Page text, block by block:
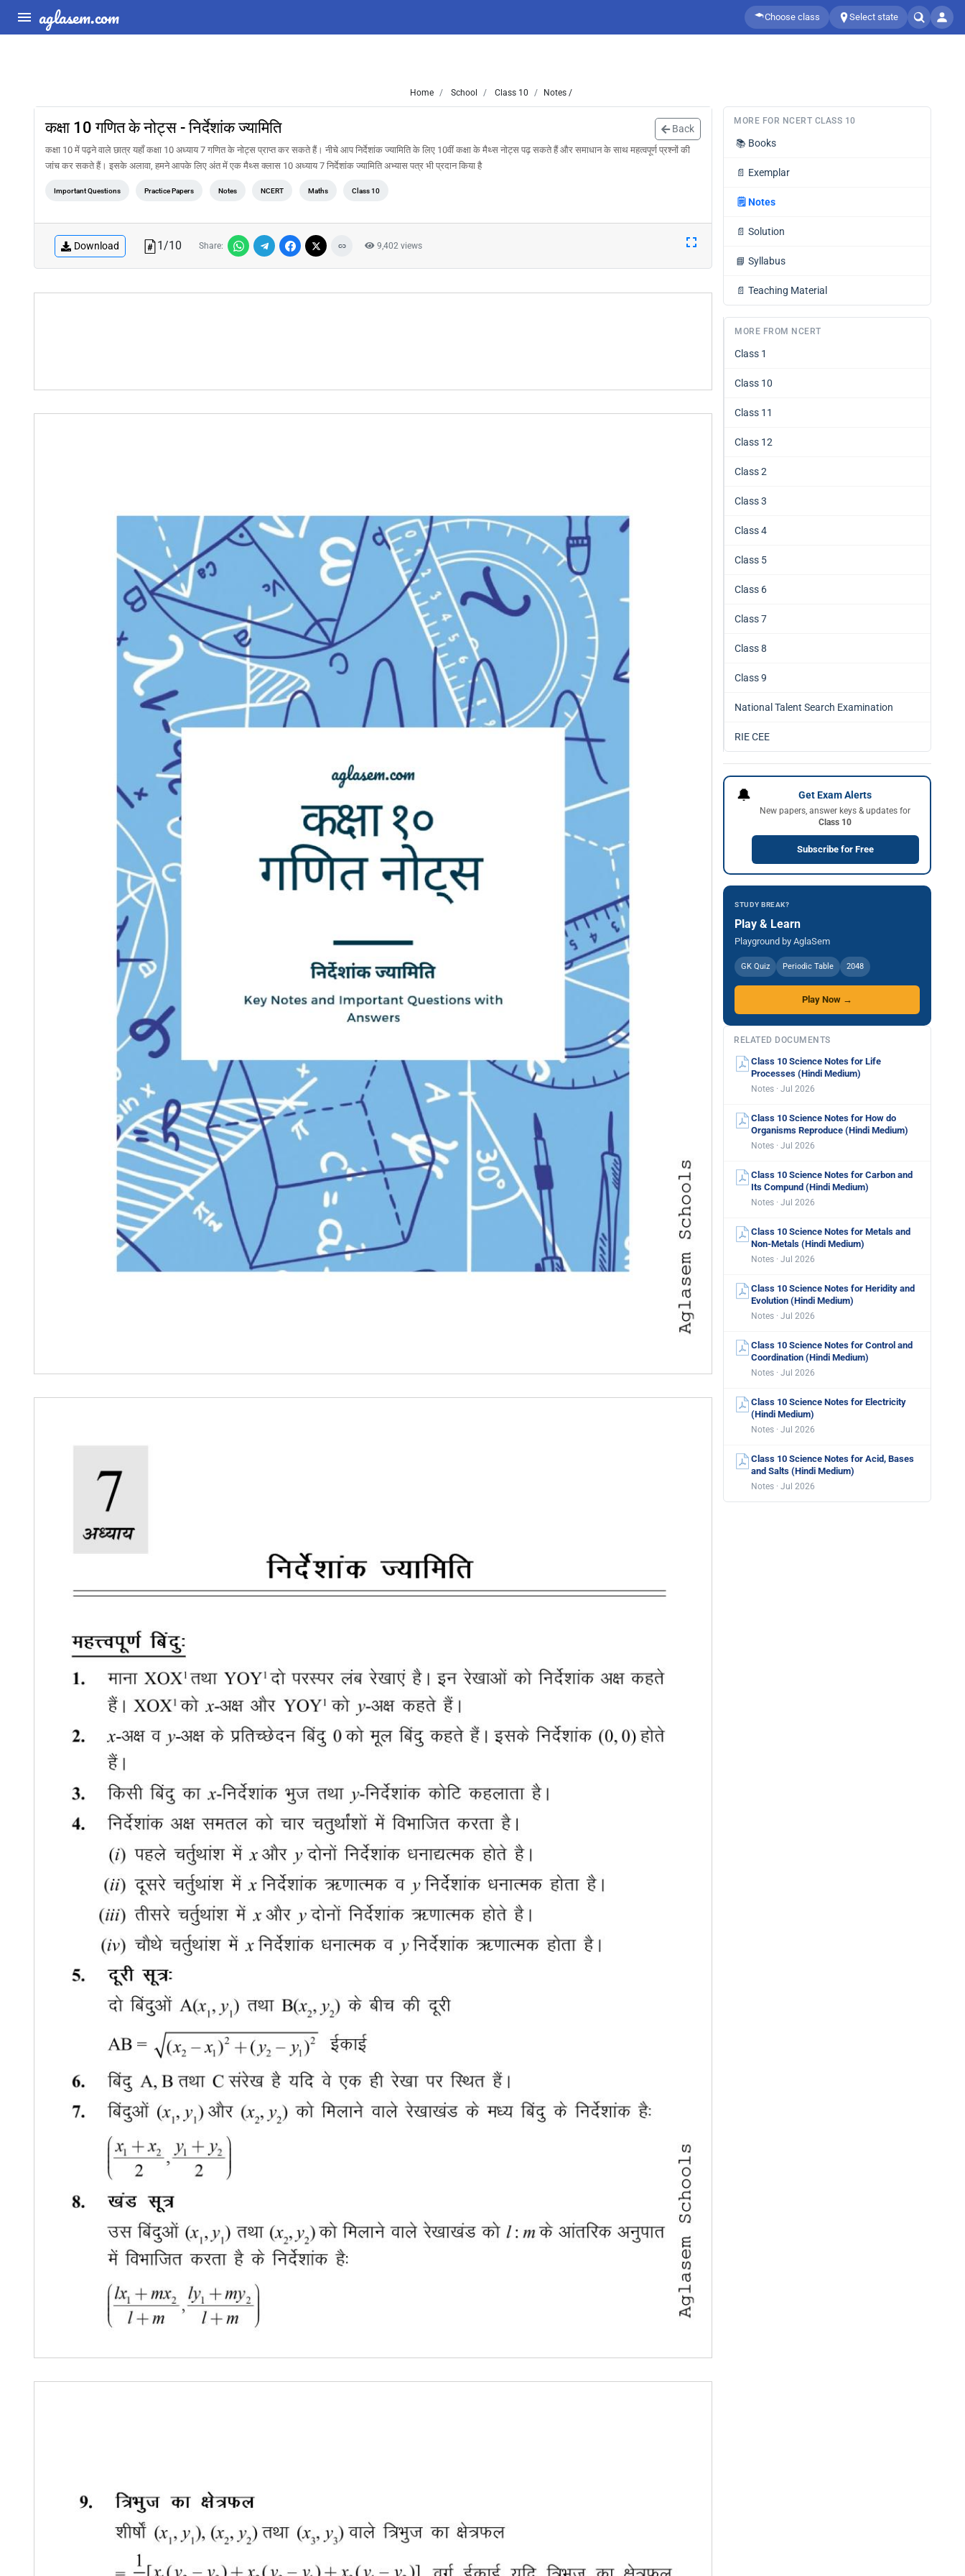
aglasem.com Choose class Select state
Home School Class 10 Notes /
कक्षा 10 गणित के नोट्स - निर्देशांक ज्यामिति Back
कक्षा 10 में पढ़ने वाले छात्र यहाँ कक्षा 10 अध्याय 7 गणित के नोट्स प्राप्त कर सकते हैं। नीचे आप निर्देशांक ज्यामिति के लिए 10वीं कक्षा के मैथ्स नोट्स पढ़ सकते हैं और समाधान के साथ महत्वपूर्ण प्रश्नों की
जांच कर सकते हैं। इसके अलावा, हमने आपके लिए अंत में एक मैथ्स क्लास 10 अध्याय 7 निर्देशांक ज्यामिति अभ्यास पत्र भी प्रदान किया है
Important Questions Practice Papers Notes NCERT Maths Class 10
Download 1/10 Share: 9,402 views
MORE FOR NCERT CLASS 10
📚 Books
📄 Exemplar
🗒️ Notes
📄 Solution
📘 Syllabus
📄 Teaching Material
MORE FROM NCERT
Class 1
Class 10
Class 11
Class 12
Class 2
Class 3
Class 4
Class 5
Class 6
Class 7
Class 8
Class 9
National Talent Search Examination
RIE CEE
🔔 Get Exam Alerts
New papers, answer keys & updates for
Class 10
Subscribe for Free
STUDY BREAK?
Play & Learn
Playground by AglaSem
GK Quiz Periodic Table 2048
Play Now →
RELATED DOCUMENTS
Class 10 Science Notes for Life
Processes (Hindi Medium)
Notes · Jul 2026
Class 10 Science Notes for How do
Organisms Reproduce (Hindi Medium)
Notes · Jul 2026
Class 10 Science Notes for Carbon and
Its Compund (Hindi Medium)
Notes · Jul 2026
Class 10 Science Notes for Metals and
Non-Metals (Hindi Medium)
Notes · Jul 2026
Class 10 Science Notes for Heridity and
Evolution (Hindi Medium)
Notes · Jul 2026
Class 10 Science Notes for Control and
Coordination (Hindi Medium)
Notes · Jul 2026
Class 10 Science Notes for Electricity
(Hindi Medium)
Notes · Jul 2026
Class 10 Science Notes for Acid, Bases
and Salts (Hindi Medium)
Notes · Jul 2026